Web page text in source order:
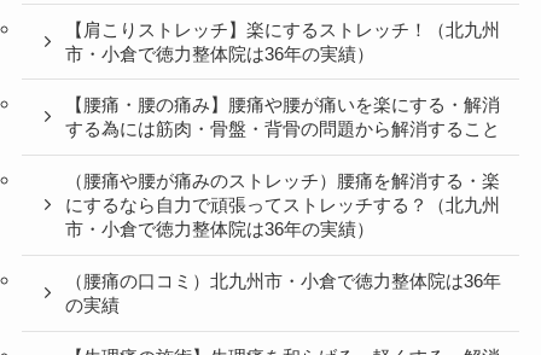
【肩こりストレッチ】楽にするストレッチ！（北九州
市・小倉で徳力整体院は36年の実績）
【腰痛・腰の痛み】腰痛や腰が痛いを楽にする・解消
する為には筋肉・骨盤・背骨の問題から解消すること
（腰痛や腰が痛みのストレッチ）腰痛を解消する・楽
にするなら自力で頑張ってストレッチする？（北九州
市・小倉で徳力整体院は36年の実績）
（腰痛の口コミ）北九州市・小倉で徳力整体院は36年
の実績